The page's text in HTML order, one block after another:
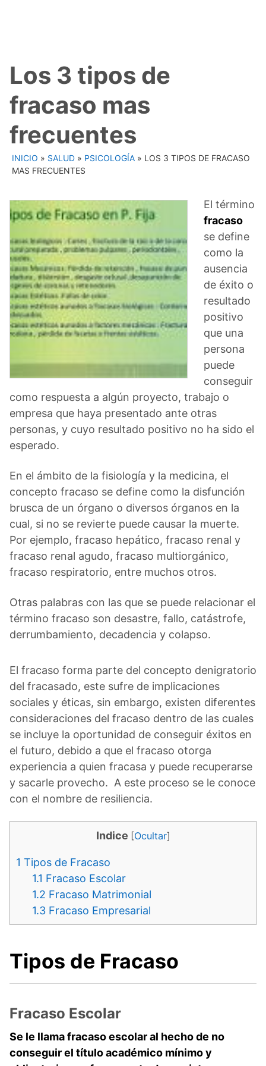
Los 3 tipos de
fracaso mas
frecuentes
INICIO » SALUD » PSICOLOGÍA » LOS 3 TIPOS DE FRACASO
MAS FRECUENTES
El término
fracaso
se define
como la
ausencia
de éxito o
resultado
positivo
que una
persona
puede
conseguir
como respuesta a algún proyecto, trabajo o
empresa que haya presentado ante otras
personas, y cuyo resultado positivo no ha sido el
esperado.
En el ámbito de la fisiología y la medicina, el
concepto fracaso se define como la disfunción
brusca de un órgano o diversos órganos en la
cual, si no se revierte puede causar la muerte.
Por ejemplo, fracaso hepático, fracaso renal y
fracaso renal agudo, fracaso multiorgánico,
fracaso respiratorio, entre muchos otros.
Otras palabras con las que se puede relacionar el
término fracaso son desastre, fallo, catástrofe,
derrumbamiento, decadencia y colapso.
El fracaso forma parte del concepto denigratorio
del fracasado, este sufre de implicaciones
sociales y éticas, sin embargo, existen diferentes
consideraciones del fracaso dentro de las cuales
se incluye la oportunidad de conseguir éxitos en
el futuro, debido a que el fracaso otorga
experiencia a quien fracasa y puede recuperarse
y sacarle provecho. A este proceso se le conoce
con el nombre de resiliencia.
Indice [Ocultar]
1 Tipos de Fracaso
1.1 Fracaso Escolar
1.2 Fracaso Matrimonial
1.3 Fracaso Empresarial
Tipos de Fracaso
Fracaso Escolar
Se le llama fracaso escolar al hecho de no
conseguir el título académico mínimo y